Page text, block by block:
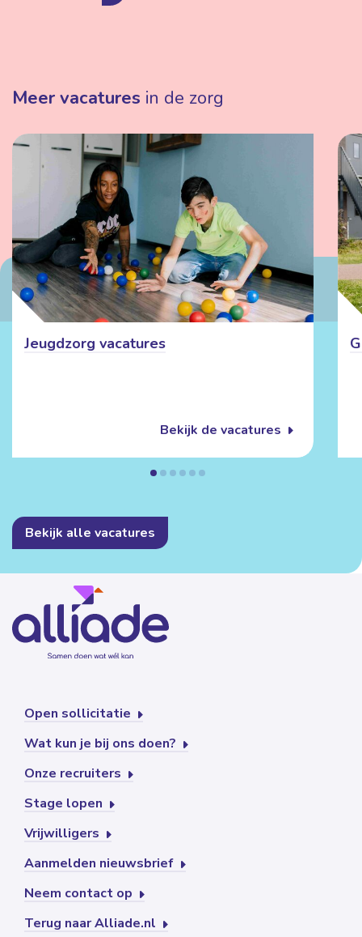
Meer vacatures in de zorg
Jeugdzorg vacatures
Bekijk de vacatures
Bekijk alle vacatures
Open sollicitatie
Wat kun je bij ons doen?
Onze recruiters
Stage lopen
Vrijwilligers
Aanmelden nieuwsbrief
Neem contact op
Terug naar Alliade.nl